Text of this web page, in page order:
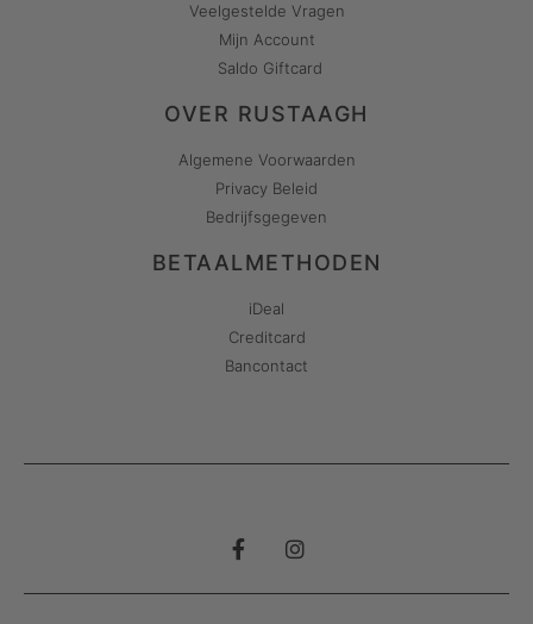
Veelgestelde Vragen
Mijn Account
Saldo Giftcard
OVER RUSTAAGH
Algemene Voorwaarden
Privacy Beleid
Bedrijfsgegeven
BETAALMETHODEN
iDeal
Creditcard
Bancontact